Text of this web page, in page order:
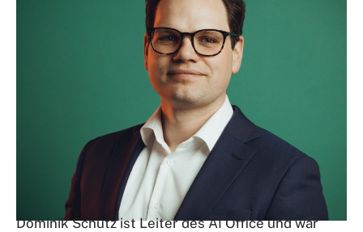
Dominik Schütz ist Leiter des AI Office und war